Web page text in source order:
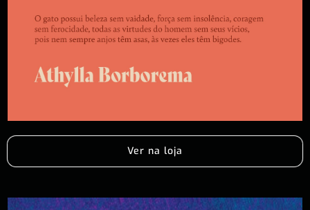
Ver na loja